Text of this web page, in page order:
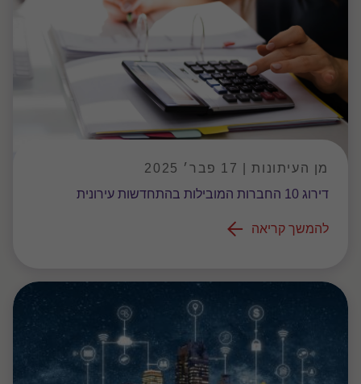
מן העיתונות | 17 פבר׳ 2025
דירוג 10 החברות המובילות בהתחדשות עירונית
להמשך קריאה